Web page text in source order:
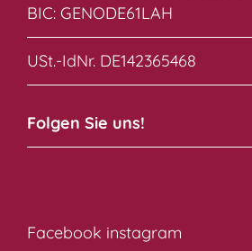
BIC: GENODE61LAH
USt.-IdNr. DE142365468
Folgen Sie uns!
Facebook instagram